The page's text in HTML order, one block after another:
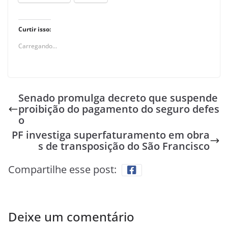
Curtir isso:
Carregando...
Senado promulga decreto que suspende
proibição do pagamento do seguro defes
o
PF investiga superfaturamento em obra
s de transposição do São Francisco
Compartilhe esse post:
Deixe um comentário